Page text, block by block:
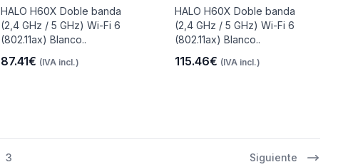
HALO H60X Doble banda
(2,4 GHz / 5 GHz) Wi-Fi 6
(802.11ax) Blanco..
87.41€ (IVA incl.)
HALO H60X Doble banda
(2,4 GHz / 5 GHz) Wi-Fi 6
(802.11ax) Blanco..
115.46€ (IVA incl.)
3 Siguiente